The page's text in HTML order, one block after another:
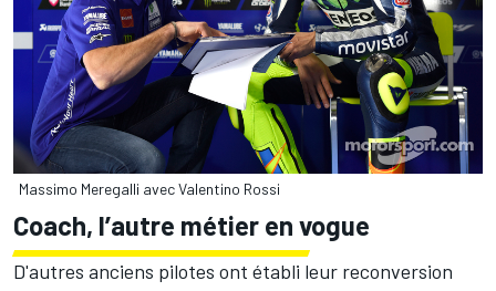
Massimo Meregalli avec Valentino Rossi
Coach, l’autre métier en vogue
D'autres anciens pilotes ont établi leur reconversion